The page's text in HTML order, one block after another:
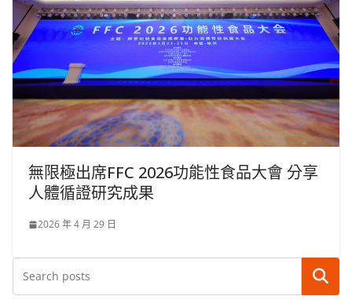
無限極出席FFC 2026功能性食品大會 分享
人體循證研究成果
2026 年 4 月 29 日
搜尋